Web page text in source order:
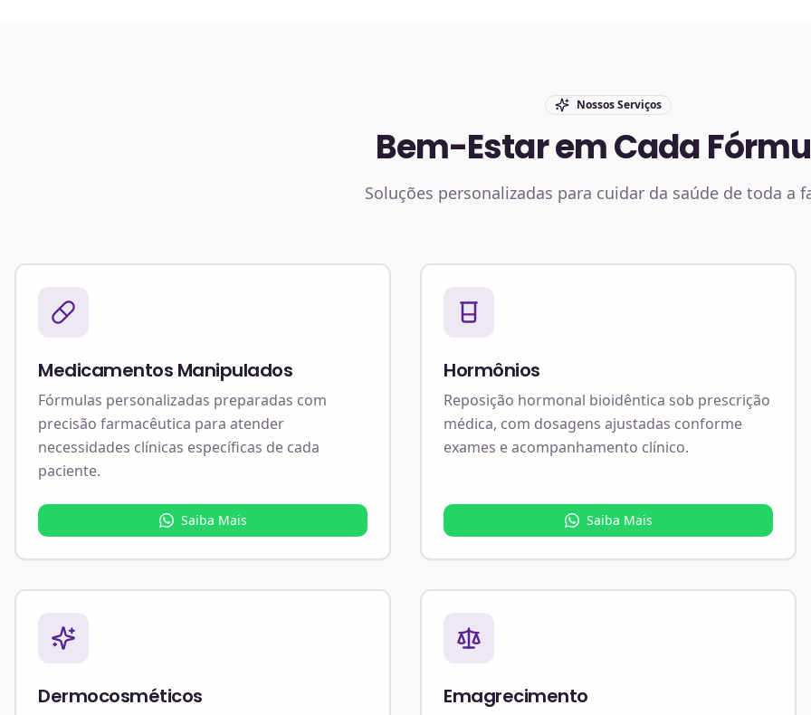
Nossos Serviços
Bem-Estar em Cada
Soluções personalizadas para cuidar da saúde de toda a
Medicamentos Manipulados
Fórmulas personalizadas preparadas com
precisão farmacêutica para atender
necessidades clínicas específicas de cada
paciente.
Saiba Mais
Hormônios
Reposição hormonal bioidêntica sob prescrição
médica, com dosagens ajustadas conforme
exames e acompanhamento clínico.
Saiba Mais
Dermocosméticos Emagrecimento